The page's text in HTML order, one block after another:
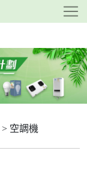
> 空調機